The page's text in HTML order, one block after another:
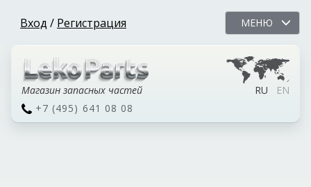
Вход / Регистрация МЕНЮ
Магазин запасных частей RU
EN
+7 (495) 641 08 08